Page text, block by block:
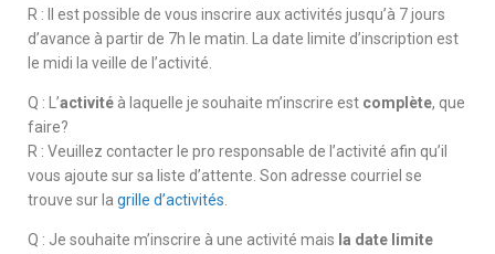
R : Il est possible de vous inscrire aux activités jusqu’à 7 jours
d’avance à partir de 7h le matin. La date limite d’inscription est
le midi la veille de l’activité.
Q : L’activité à laquelle je souhaite m’inscrire est complète, que
faire?
R : Veuillez contacter le pro responsable de l’activité afin qu’il
vous ajoute sur sa liste d’attente. Son adresse courriel se
trouve sur la grille d’activités
Q : Je souhaite m’inscrire à une activité mais la date limite